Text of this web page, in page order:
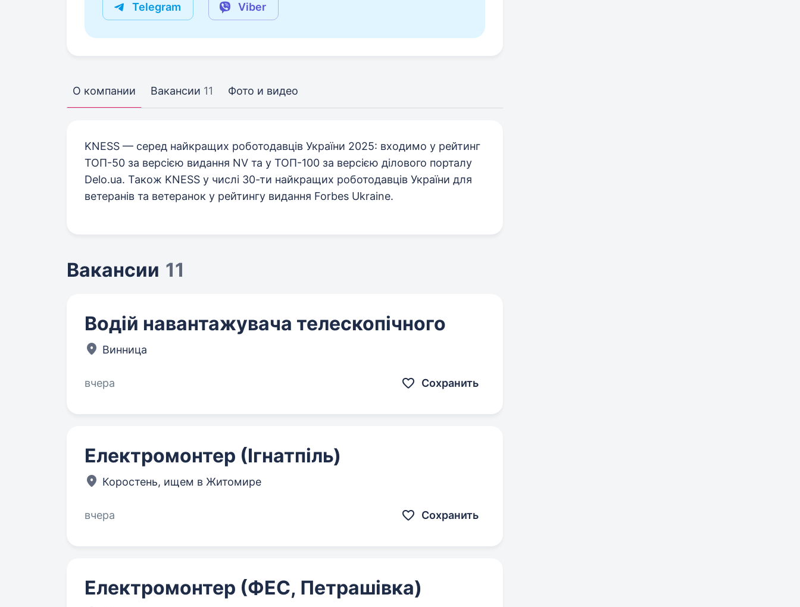
Telegram Viber
О компании Вакансии 11 Фото и видео
KNESS — серед найкращих роботодавців України 2025: входимо у рейтинг
ТОП-50 за версією видання NV та у ТОП-100 за версією ділового порталу
Delo.ua. Також KNESS у числі 30-ти найкращих роботодавців України для
ветеранів та ветеранок у рейтингу видання Forbes Ukraine.
Вакансии 11
Водій навантажувача телескопічного
Винница
вчера Сохранить
Електромонтер (Ігнатпіль)
Коростень, ищем в Житомире
вчера Сохранить
Електромонтер (ФЕС, Петрашівка)